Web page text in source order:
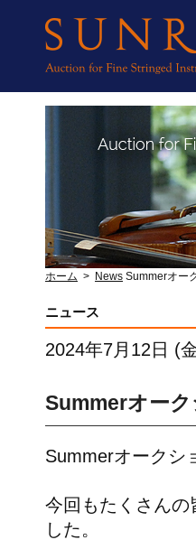
ホーム > News Summerオー
ニュース
2024年7月12日 (
Summerオー
Summerオークシ
今回もたくさん
した。